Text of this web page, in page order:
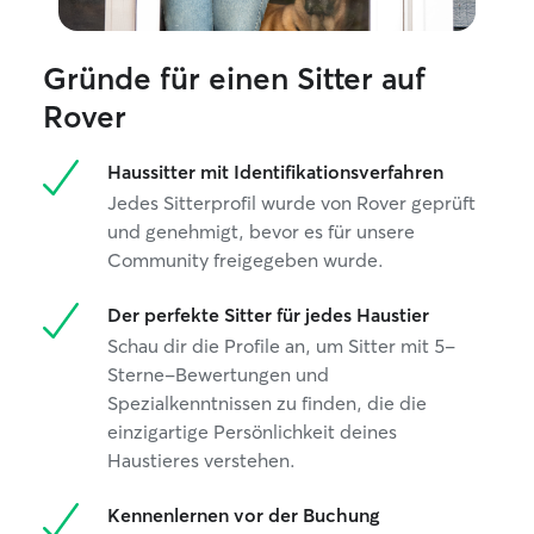
Gründe für einen Sitter auf
Rover
Haussitter mit Identifikationsverfahren
Jedes Sitterprofil wurde von Rover geprüft
und genehmigt, bevor es für unsere
Community freigegeben wurde.
Der perfekte Sitter für jedes Haustier
Schau dir die Profile an, um Sitter mit 5-
Sterne-Bewertungen und
Spezialkenntnissen zu finden, die die
einzigartige Persönlichkeit deines
Haustieres verstehen.
Kennenlernen vor der Buchung